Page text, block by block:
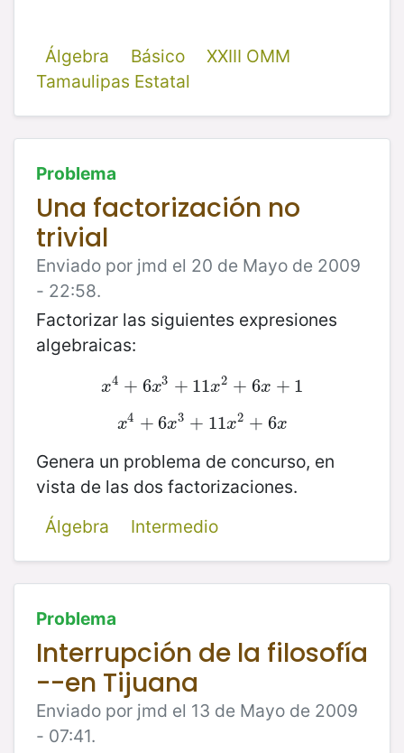
Álgebra Básico
XXIII OMM
Tamaulipas Estatal
Problema
Una factorización no
trivial
Enviado por jmd el 20 de Mayo de 2009
- 22:58.
Factorizar las siguientes expresiones
algebraicas:
x4 + 6x3 + 11x2 + 6x + 1
x4 +6x 3+11x2+6x+1
x4 + 6x3 + 11x2 + 6x
x 4+6x3+ 11x2 +6 x
Genera un problema de concurso, en
vista de las dos factorizaciones.
Álgebra
Intermedio
Problema
Interrupción de la filosofía
--en Tijuana
Enviado por jmd el 13 de Mayo de 2009
- 07:41.